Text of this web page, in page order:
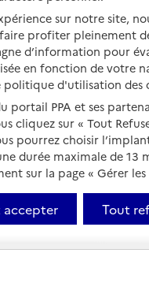
Vivre en accueil
Autres solutions de
sur notre site,
faire profiter pleinement
d’information pour
en fonction de votre
politique d'utilisation des
portail PPA et ses
cliquez sur « Tout
pourrez choisir
durée maximale de 13
sur la page « Gérer les
accepter Tout